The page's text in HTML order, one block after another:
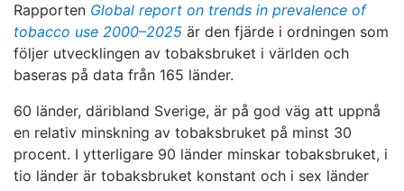
Rapporten Global report on trends in prevalence of
tobacco use 2000–2025 är den fjärde i ordningen som
följer utvecklingen av tobaksbruket i världen och
baseras på data från 165 länder.
60 länder, däribland Sverige, är på god väg att uppnå
en relativ minskning av tobaksbruket på minst 30
procent. I ytterligare 90 länder minskar tobaksbruket, i
tio länder är tobaksbruket konstant och i sex länder